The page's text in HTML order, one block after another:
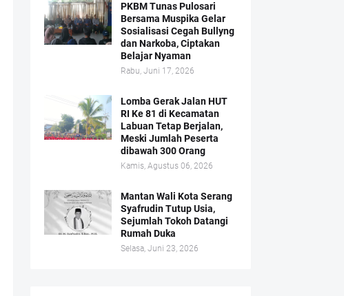
PKBM Tunas Pulosari
Bersama Muspika Gelar
Sosialisasi Cegah Bullyng
dan Narkoba, Ciptakan
Belajar Nyaman
Rabu, Juni 17, 2026
Lomba Gerak Jalan HUT
RI Ke 81 di Kecamatan
Labuan Tetap Berjalan,
Meski Jumlah Peserta
dibawah 300 Orang
Kamis, Agustus 06, 2026
Mantan Wali Kota Serang
Syafrudin Tutup Usia,
Sejumlah Tokoh Datangi
Rumah Duka
Selasa, Juni 23, 2026